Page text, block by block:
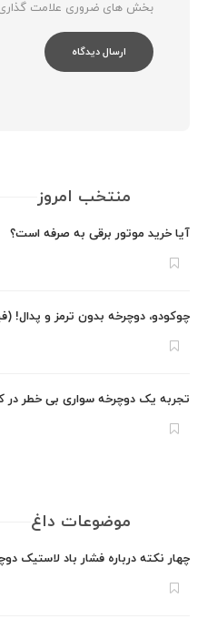
بخش های ضروری علامت
منتخب امروز
آیا خرید موتور برقی به صرفه است؟
چوکودو، دوچرخه بدون ترمز و پدال!
تجربه یک دوچرخه سواری بی خطر در
موضوعات داغ
چهار نکته درباره فشار باد لاستیک